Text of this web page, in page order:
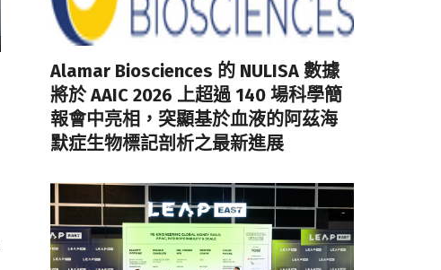
Alamar Biosciences 的 NULISA 數據
將於 AAIC 2026 上超過 140 場科學簡
報會中亮相，突顯基於血液的阿茲海
默症生物標記剖析之最新進展